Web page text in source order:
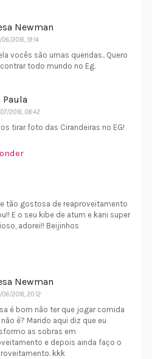
Newman
2016, 19:14
vocês são umas queridas.. Quero
todo mundo no Eg.
Paula
2016, 08:42
tirar foto das Cirandeiras no EG!
tão gostosa de reaproveitamento
E o seu kibe de atum e kani super
adorei!! Beijinhos
Newman
2016, 20:12
é bom não ter que jogar comida
é? Marido aqui diz que eu
as sobras em
e depois ainda faço o
kkk